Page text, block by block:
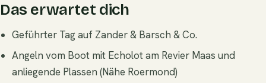
Das erwartet dich
Geführter Tag auf Zander & Barsch & Co.
Angeln vom Boot mit Echolot am Revier Maas und
anliegende Plassen (Nähe Roermond)